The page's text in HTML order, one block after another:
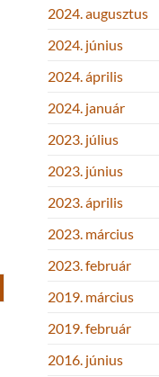
2024. augusztus
2024. június
2024. április
2024. január
2023. július
2023. június
2023. április
2023. március
2023. február
2019. március
2019. február
2016. június